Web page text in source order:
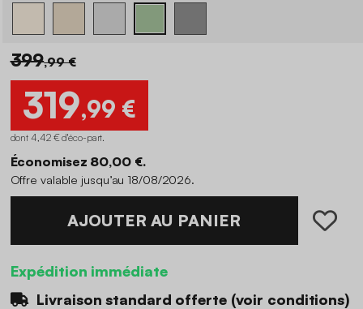
399,99 €
319,99 €
dont 4,42 € d'éco-part.
Économisez 80,00 €.
Offre valable jusqu’au 18/08/2026.
AJOUTER AU PANIER
Expédition immédiate
Livraison standard offerte (voir conditions)